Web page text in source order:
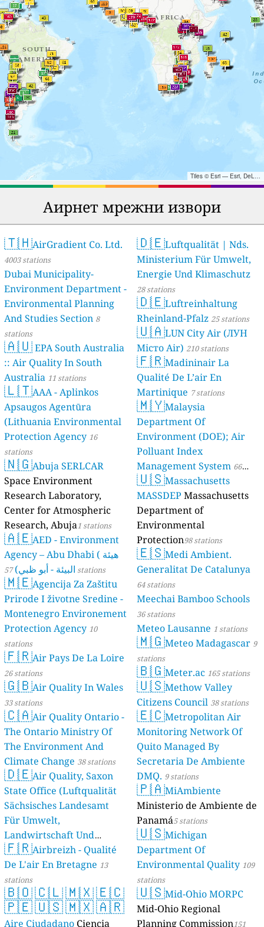
Tiles © Esri — Esri, DeLorme, NAVTEQ, TomTom, Intermap, iPC, USGS, FAO, NPS, NRCAN, GeoBase, Kadaster NL, Ordnance Survey, Esri Japan, METI, Esri China (Hong Kong), and the GIS User Community
Аирнет мрежни извори
🇹🇭AirGradient Co. Ltd.
4003 stations
Dubai Municipality-
Environment Department -
Environmental Planning
And Studies Section 8
stations
🇦🇺EPA South Australia
:: Air Quality In South
Australia 11 stations
🇱🇹AAA - Aplinkos
Apsaugos Agentūra
(Lithuania Environmental
Protection Agency 16
stations
🇳🇬Abuja SERLCAR
Space Environment
Research Laboratory,
Center for Atmospheric
Research, Abuja1 stations
🇦🇪AED - Environment
Agency – Abu Dhabi ( هيئة
البيئة - أبو ظبي) 57 stations
🇲🇪Agencija Za Zaštitu
Prirode I životne Sredine -
Montenegro Environement
Protection Agency 10
stations
🇫🇷Air Pays De La Loire
26 stations
🇬🇧Air Quality In Wales
33 stations
🇨🇦Air Quality Ontario -
The Ontario Ministry Of
The Environment And
Climate Change 38 stations
🇩🇪Air Quality, Saxon
State Office (Luftqualität
Sächsisches Landesamt
Für Umwelt,
Landwirtschaft Und
Geologie) 50 stations
🇫🇷Airbreizh - Qualité
De L'air En Bretagne 13
stations
🇧🇴🇨🇱🇲🇽🇪🇨
🇵🇪🇺🇸🇲🇽🇦🇷
Aire Ciudadano Ciencia
🇩🇪Luftqualität | Nds.
Ministerium Für Umwelt,
Energie Und Klimaschutz
28 stations
🇩🇪Luftreinhaltung
Rheinland-Pfalz 25 stations
🇺🇦LUN City Air (ЛУН
Місто Air) 210 stations
🇫🇷Madininair La
Qualité De L’air En
Martinique 7 stations
🇲🇾Malaysia
Department Of
Environment (DOE); Air
Polluant Index
Management System 66
stations
🇺🇸Massachusetts
MASSDEP Massachusetts
Department of
Environmental
Protection98 stations
🇪🇸Medi Ambient.
Generalitat De Catalunya
64 stations
Meechai Bamboo Schools
36 stations
Meteo Lausanne 1 stations
🇲🇬Meteo Madagascar 9
stations
🇧🇬Meter.ac 165 stations
🇺🇸Methow Valley
Citizens Council 38 stations
🇪🇨Metropolitan Air
Monitoring Network Of
Quito Managed By
Secretaria De Ambiente
DMQ. 9 stations
🇵🇦MiAmbiente
Ministerio de Ambiente de
Panamá5 stations
🇺🇸Michigan
Department Of
Environmental Quality 109
stations
🇺🇸Mid-Ohio MORPC
Mid-Ohio Regional
Planning Commission151